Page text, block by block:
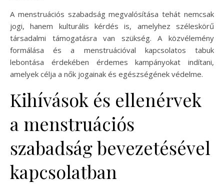
A menstruációs szabadság megvalósítása tehát nemcsak
jogi, hanem kulturális kérdés is, amelyhez széleskörű
társadalmi támogatásra van szükség. A közvélemény
formálása és a menstruációval kapcsolatos tabuk
lebontása érdekében érdemes kampányokat indítani,
amelyek célja a nők jogainak és egészségének védelme.
Kihívások és ellenérvek
a menstruációs
szabadság bevezetésével
kapcsolatban